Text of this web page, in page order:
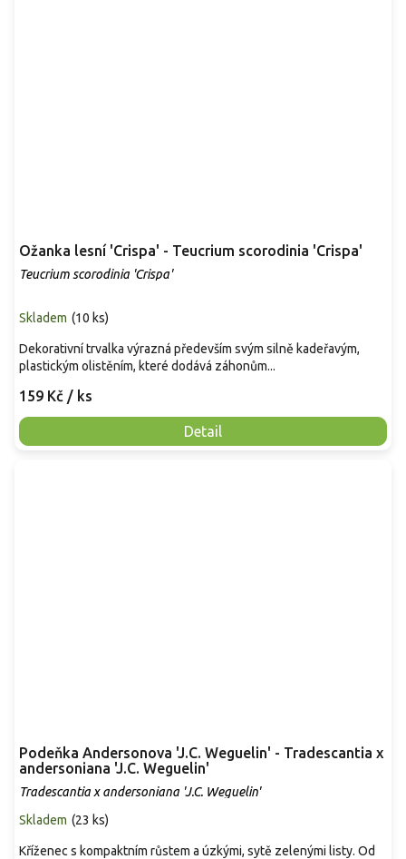
Ožanka lesní 'Crispa' - Teucrium scorodinia 'Crispa'
Teucrium scorodinia 'Crispa'
Skladem (10 ks)
159 Kč / ks
Detail
Dekorativní trvalka výrazná především svým silně kadeřavým,
plastickým olistěním, které dodává záhonům...
Podeňka Andersonova 'J.C. Weguelin' - Tradescantia x
andersoniana 'J.C. Weguelin'
Tradescantia x andersoniana 'J.C. Weguelin'
Skladem (23 ks)
Kříženec s kompaktním růstem a úzkými, sytě zelenými listy. Od